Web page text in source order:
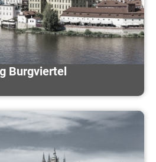
Burgviertel